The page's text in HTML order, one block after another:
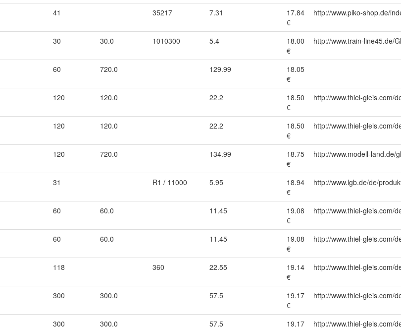
41 35217 7.31
17.84
€
http://www.piko-shop.de/
30 30.0 1010300 5.4
18.00
€
http://www.train-line45.de/
60 720.0 129.99
18.05
€
120 120.0 22.2
18.50
€
http://www.thiel-gleis.com/
120 120.0 22.2
18.50
€
http://www.thiel-gleis.com/
120 720.0 134.99
18.75
€
http://www.modell-land.de/
31 R1 / 11000 5.95
18.94
€
http://www.lgb.de/de/
60 60.0 11.45
19.08
€
http://www.thiel-gleis.com/
60 60.0 11.45
19.08
€
http://www.thiel-gleis.com/
118 360 22.55
19.14
€
http://www.thiel-gleis.com/
300 300.0 57.5
19.17
€
http://www.thiel-gleis.com/
300 300.0 57.5
19.17
http://www.thiel-gleis.com/